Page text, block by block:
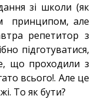
зі школи (як
принципом, але
репетитор з
підготуватися,
що проходили з
всього!. Але це
То як бути?